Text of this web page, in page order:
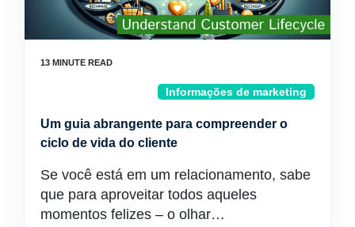
Informações de marketing
Um guia abrangente para compreender o
ciclo de vida do cliente
Se você está em um relacionamento, sabe
que para aproveitar todos aqueles
momentos felizes – o olhar…